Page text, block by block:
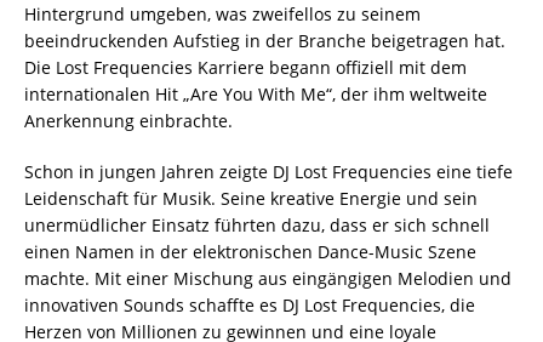
Hintergrund umgeben, was zweifellos zu seinem
beeindruckenden Aufstieg in der Branche beigetragen hat.
Die Lost Frequencies Karriere begann offiziell mit dem
internationalen Hit „Are You With Me“, der ihm weltweite
Anerkennung einbrachte.
Schon in jungen Jahren zeigte DJ Lost Frequencies eine tiefe
Leidenschaft für Musik. Seine kreative Energie und sein
unermüdlicher Einsatz führten dazu, dass er sich schnell
einen Namen in der elektronischen Dance-Music Szene
machte. Mit einer Mischung aus eingängigen Melodien und
innovativen Sounds schaffte es DJ Lost Frequencies, die
Herzen von Millionen zu gewinnen und eine loyale